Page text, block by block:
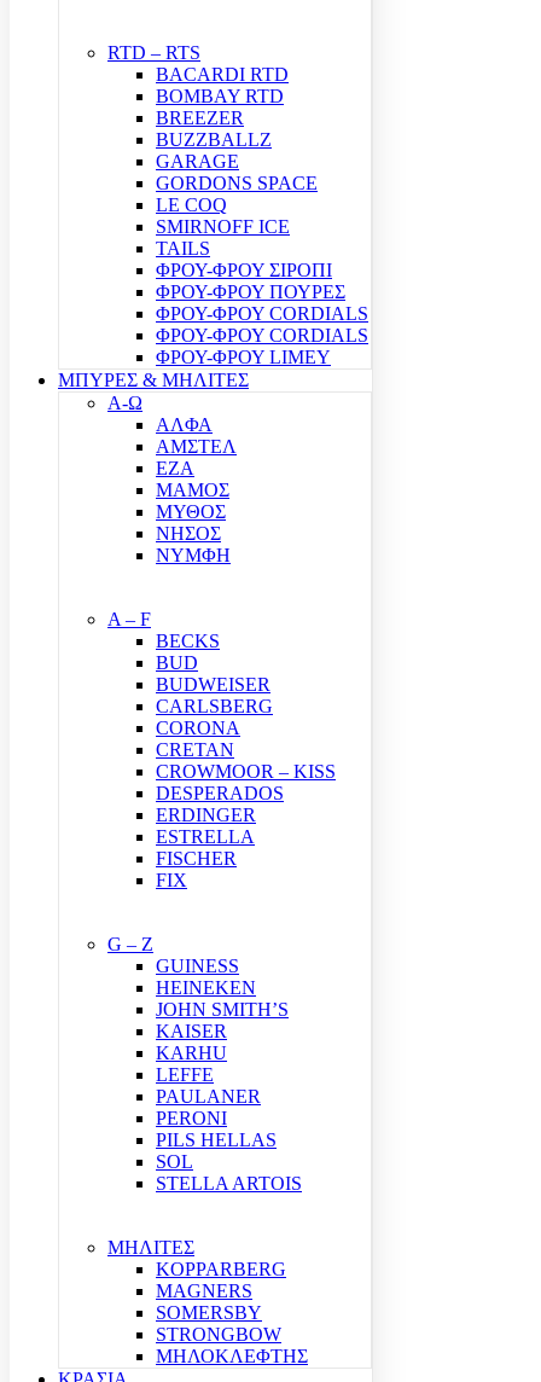
RTD – RTS
BACARDI RTD
BOMBAY RTD
BREEZER
BUZZBALLZ
GARAGE
GORDONS SPACE
LE COQ
SMIRNOFF ICE
TAILS
ΦΡΟΥ-ΦΡΟΥ ΣΙΡΟΠΙ
ΦΡΟΥ-ΦΡΟΥ ΠΟΥΡΕΣ
ΦΡΟΥ-ΦΡΟΥ CORDIALS
ΦΡΟΥ-ΦΡΟΥ CORDIALS
ΦΡΟΥ-ΦΡΟΥ LIMEY
ΜΠΥΡΕΣ & ΜΗΛΙΤΕΣ
Α-Ω
ΑΛΦΑ
ΑΜΣΤΕΛ
ΕΖΑ
ΜΑΜΟΣ
ΜΥΘΟΣ
ΝΗΣΟΣ
ΝΥΜΦΗ
A – F
BECKS
BUD
BUDWEISER
CARLSBERG
CORONA
CRETAN
CROWMOOR – KISS
DESPERADOS
ERDINGER
ESTRELLA
FISCHER
FIX
G – Z
GUINESS
HEINEKEN
JOHN SMITH’S
KAISER
KARHU
LEFFE
PAULANER
PERONI
PILS HELLAS
SOL
STELLA ARTOIS
ΜΗΛΙΤΕΣ
KOPPARBERG
MAGNERS
SOMERSBY
STRONGBOW
ΜΗΛΟΚΛΕΦΤΗΣ